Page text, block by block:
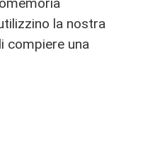
la nostra
compiere una